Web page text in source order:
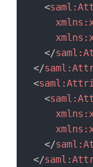
<saml:
xmlns:
xmlns:
</saml:
</saml:
<saml:
<saml:
xmlns:
xmlns:
</saml:
</saml: